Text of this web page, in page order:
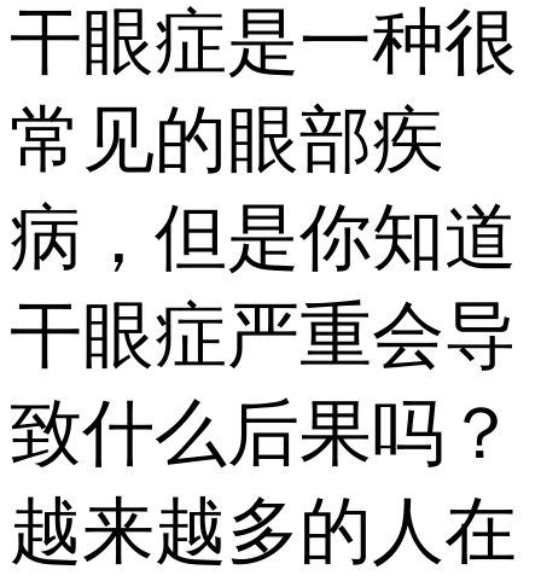
干眼症是一种很
常见的眼部疾
病，但是你知道
干眼症严重会导
致什么后果吗？
越来越多的人在